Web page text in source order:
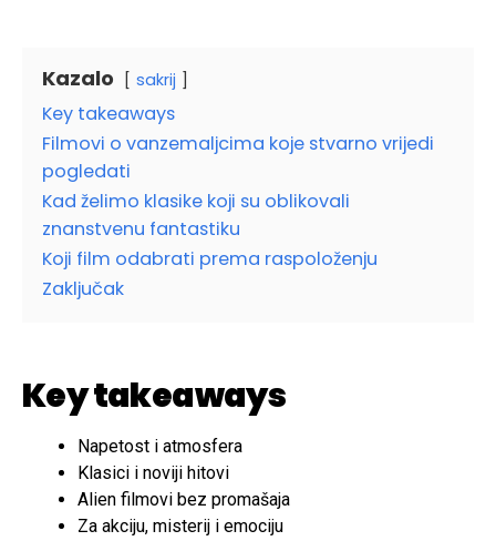
Kazalo sakrij
Key takeaways
Filmovi o vanzemaljcima koje stvarno vrijedi
pogledati
Kad želimo klasike koji su oblikovali
znanstvenu fantastiku
Koji film odabrati prema raspoloženju
Zaključak
Key takeaways
Napetost i atmosfera
Klasici i noviji hitovi
Alien filmovi bez promašaja
Za akciju, misterij i emociju